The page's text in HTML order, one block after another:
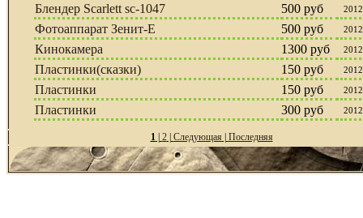
Блендер Scarlett sc-1047 500 руб
Фотоаппарат Зенит-Е 500 руб
Кинокамера 1300 руб
Пластинки(сказки) 150 руб
Пластинки 150 руб
Пластинки 300 руб
1| 2| Следующая Последняя